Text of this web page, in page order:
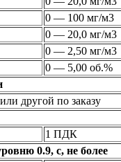
0 — 100 мг/м3
0 — 20,0 мг/м3
0 — 2,50 мг/м3
0 — 5,00 об.%
другой по заказу
1 ПДК
0.9, с, не более